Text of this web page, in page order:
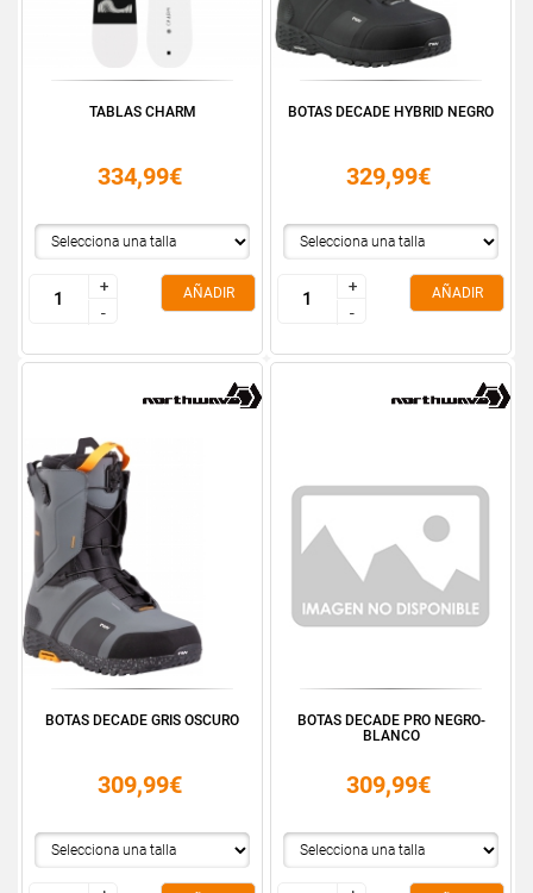
TABLAS CHARM
334,99€
+
-
+
-
AÑADIR
BOTAS DECADE HYBRID NEGRO
329,99€
+
-
+
-
AÑADIR
BOTAS DECADE GRIS OSCURO
309,99€
BOTAS DECADE PRO NEGRO-
BLANCO
309,99€